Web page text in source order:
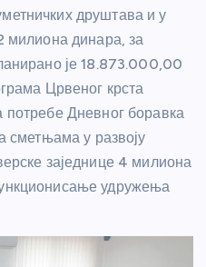
друштава и у
милиона динара, за
је 18.873.000,00
Црвеног крста
Дневног боравка
сметњама у развоју
заједнице 4 милиона
удружења